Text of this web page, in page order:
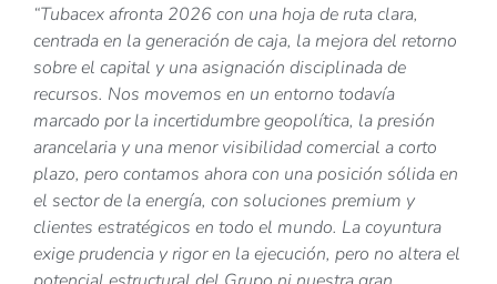
“Tubacex afronta 2026 con una hoja de ruta clara,
centrada en la generación de caja, la mejora del retorno
sobre el capital y una asignación disciplinada de
recursos. Nos movemos en un entorno todavía
marcado por la incertidumbre geopolítica, la presión
arancelaria y una menor visibilidad comercial a corto
plazo, pero contamos ahora con una posición sólida en
el sector de la energía, con soluciones premium y
clientes estratégicos en todo el mundo. La coyuntura
exige prudencia y rigor en la ejecución, pero no altera el